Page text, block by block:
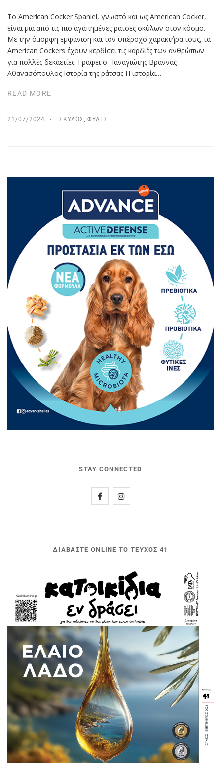
Το American Cocker Spaniel, γνωστό και ως American Cocker,
είναι μια από τις πιο αγαπημένες ράτσες σκύλων στον κόσμο.
Με την όμορφη εμφάνιση και τον υπέροχο χαρακτήρα τους, τα
American Cockers έχουν κερδίσει τις καρδιές των ανθρώπων
για πολλές δεκαετίες. Γράφει ο Παναγιώτης Βραννάς
Αθανασόπουλος Ιστορία της ράτσας Η ιστορία…
READ MORE
21/07/2024 ΣΚΎΛΟΣ, ΦΥΛΈΣ
STAY CONNECTED
ΔΙΑΒΆΣΤΕ ONLINE ΤΟ ΤΕΎΧΟΣ 41